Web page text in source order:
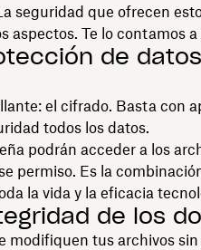
seguridad que ofrecen
aspectos. Te lo contamos
de
el cifrado. Basta con
todos los datos.
podrán acceder a los
permiso. Es la
la vida y la eficacia
de los
modifiquen tus archivos